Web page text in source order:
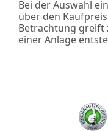
Bei der Auswahl
über den
Betrachtung greift
einer Anlage